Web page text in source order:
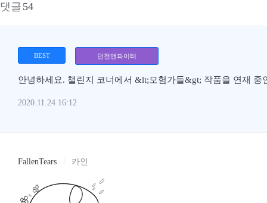
댓글54
BEST 던전앤파이터
안녕하세요. 챌린지 코너에서 &lt;모험가들&gt; 작품을 연재
2020.11.24 16:12
FallenTears 카인